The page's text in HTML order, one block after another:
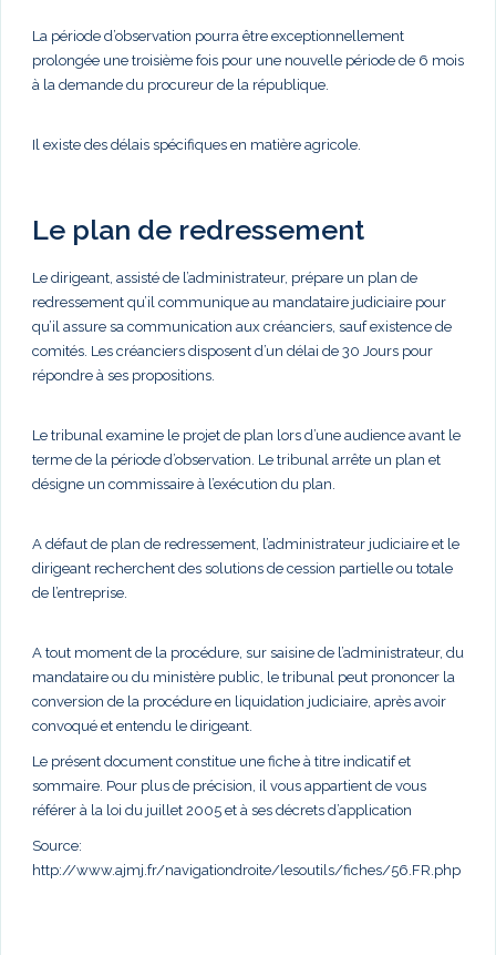
La période d’observation pourra être exceptionnellement
prolongée une troisième fois pour une nouvelle période de 6 mois
à la demande du procureur de la république.
Il existe des délais spécifiques en matière agricole.
Le plan de redressement
Le dirigeant, assisté de l’administrateur, prépare un plan de
redressement qu’il communique au mandataire judiciaire pour
qu’il assure sa communication aux créanciers, sauf existence de
comités. Les créanciers disposent d’un délai de 30 Jours pour
répondre à ses propositions.
Le tribunal examine le projet de plan lors d’une audience avant le
terme de la période d’observation. Le tribunal arrête un plan et
désigne un commissaire à l’exécution du plan.
A défaut de plan de redressement, l’administrateur judiciaire et le
dirigeant recherchent des solutions de cession partielle ou totale
de l’entreprise.
A tout moment de la procédure, sur saisine de l’administrateur, du
mandataire ou du ministère public, le tribunal peut prononcer la
conversion de la procédure en liquidation judiciaire, après avoir
convoqué et entendu le dirigeant.
Le présent document constitue une fiche à titre indicatif et
sommaire. Pour plus de précision, il vous appartient de vous
référer à la loi du juillet 2005 et à ses décrets d’application
Source:
http://www.ajmj.fr/navigationdroite/lesoutils/fiches/56.FR.php